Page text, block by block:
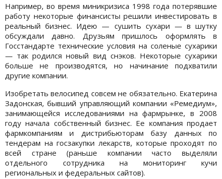
Например, во время миникризиса 1998 года потерявшие
работу некоторые финансисты решили инвестировать в
реальный бизнес. Идею — сушить сухари — в шутку
обсуждали давно. Друзьям пришлось оформлять в
Госстандарте технические условия на соленые сухарики
— так родился новый вид снэков. Некоторые сухарики
больше не производятся, но начинание подхватили
другие компании.
Изобретать велосипед совсем не обязательно. Екатерина
Задонская, бывший управляющий компании «Ремедиум»,
занимающейся исследованиями на фармрынке, в 2008
году начала собственный бизнес. Ее компания продает
фармкомпаниям и дистрибьюторам базу данных по
тендерам на госзакупки лекарств, которые проходят по
всей стране (раньше компании часто выделяли
отдельного сотрудника на мониторинг кучи
региональных и федеральных сайтов).